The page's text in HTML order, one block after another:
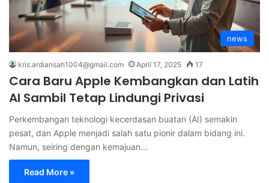
news
kris.ardiansah1004@gmail.com April 17, 2025 17
Cara Baru Apple Kembangkan dan Latih
AI Sambil Tetap Lindungi Privasi
Perkembangan teknologi kecerdasan buatan (AI) semakin
pesat, dan Apple menjadi salah satu pionir dalam bidang ini.
Namun, seiring dengan kemajuan…
Read More »